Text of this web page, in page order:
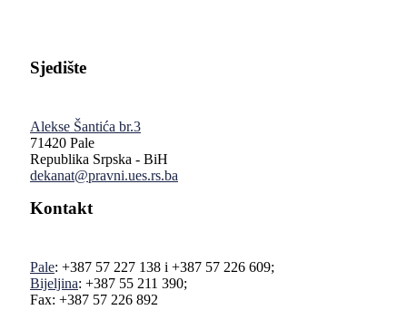
Sjedište
Alekse Šantića br.3
71420 Pale
Republika Srpska - BiH
dekanat@pravni.ues.rs.ba
Kontakt
Pale: +387 57 227 138 i +387 57 226 609;
Bijeljina: +387 55 211 390;
Fax: +387 57 226 892